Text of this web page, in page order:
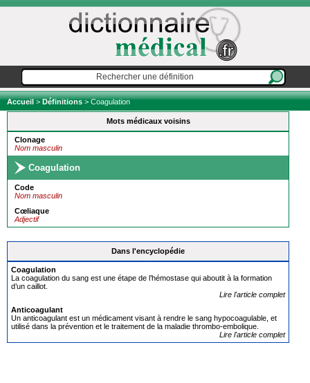
Accueil>Définitions> Coagulation
Mots médicaux voisins
Clonage
Nom masculin
Coagulation
Code
Nom masculin
Cœliaque
Adjectif
Dans l'encyclopédie
Coagulation
La coagulation du sang est une étape de l’hémostase qui aboutit à la formation
d’un caillot.
Lire l'article complet
Anticoagulant
Un anticoagulant est un médicament visant à rendre le sang hypocoagulable, et
utilisé dans la prévention et le traitement de la maladie thrombo-embolique.
Lire l'article complet